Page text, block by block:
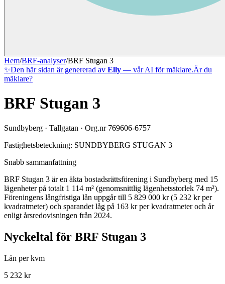
Hem/BRF-analyser/BRF Stugan 3
✨Den här sidan är genererad av Elly — vår AI för mäklare.Är du
mäklare?
BRF Stugan 3
Sundbyberg · Tallgatan · Org.nr 769606-6757
Fastighetsbeteckning: SUNDBYBERG STUGAN 3
Snabb sammanfattning
BRF Stugan 3 är en äkta bostadsrättsförening i Sundbyberg med 15
lägenheter på totalt 1 114 m² (genomsnittlig lägenhetsstorlek 74 m²).
Föreningens långfristiga lån uppgår till 5 829 000 kr (5 232 kr per
kvadratmeter) och sparandet låg på 163 kr per kvadratmeter och år
enligt årsredovisningen från 2024.
Nyckeltal för BRF Stugan 3
Lån per kvm
5 232 kr